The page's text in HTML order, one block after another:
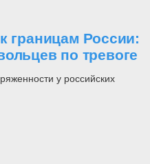
границам России:
по тревоге
у российских